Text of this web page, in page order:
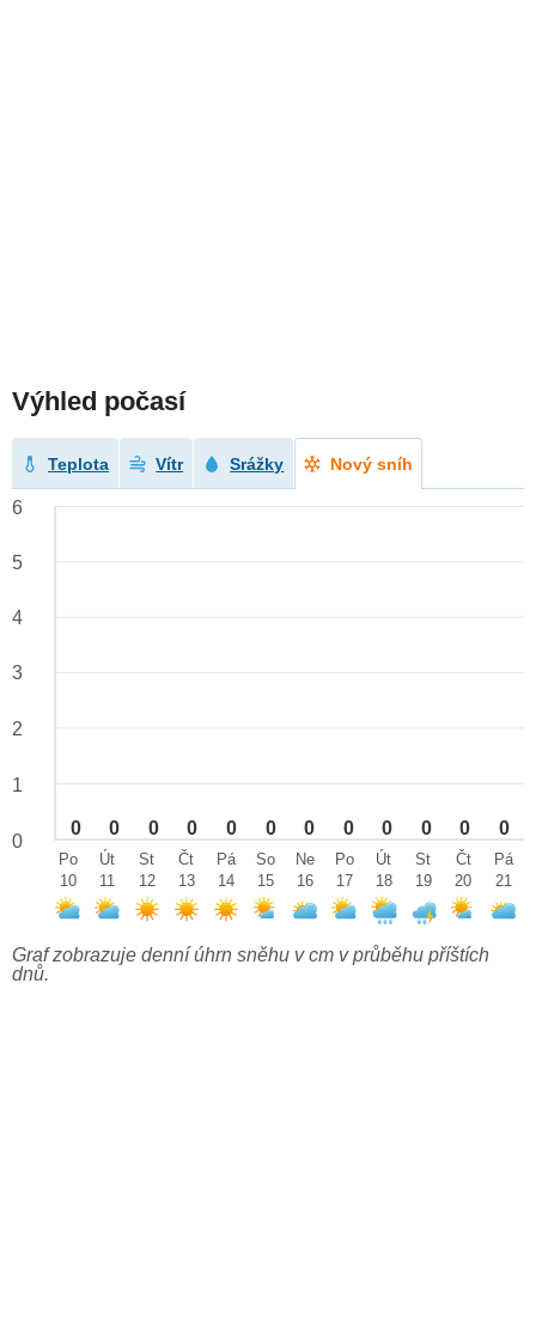
Výhled počasí
Teplota Vítr Srážky Nový sníh
0 0 0 0 0 0 0 0 0 0 0 0
6
5
4
3
2
1
0
Po
10
Út
11
St
12
Čt
13
Pá
14
So
15
Ne
16
Po
17
Út
18
St
19
Čt
20
Pá
21
Graf zobrazuje denní úhrn sněhu v cm v průběhu příštích
dnů.